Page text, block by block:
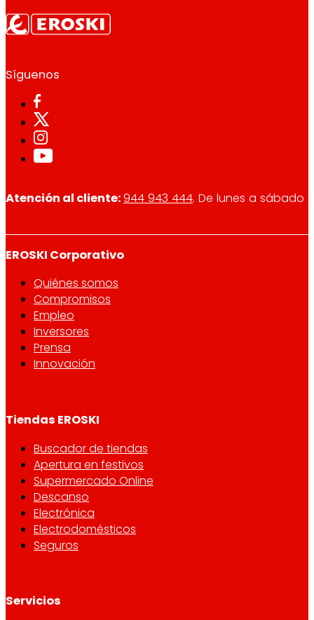
Síguenos
Atención al cliente:944 943 444. De lunes a sábado
EROSKI Corporativo
Quiénes somos
Compromisos
Empleo
Inversores
Prensa
Innovación
Tiendas EROSKI
Buscador de tiendas
Apertura en festivos
Supermercado Online
Descanso
Electrónica
Electrodomésticos
Seguros
Servicios